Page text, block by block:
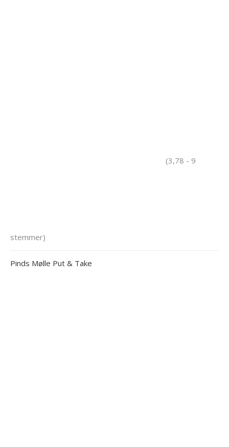
(3,78 - 9
stemmer)
Pinds Mølle Put & Take